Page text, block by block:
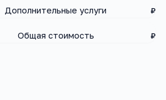
Дополнительные услуги ₽
Общая стоимость ₽